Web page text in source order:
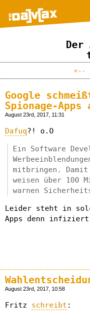
Der
«--
Google
Spionage-Apps
August 23rd, 2017, 11:31
Dafuq?! o.O
Ein Software
mitbringen.
weisen über 100
warnen
Leider steht in
Apps denn
August 23rd, 2017, 10:58
Fritz schreibt :